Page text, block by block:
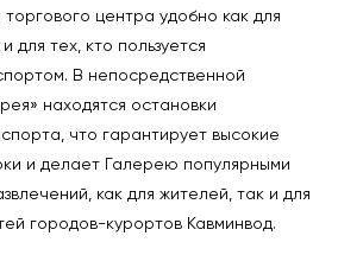
центра удобно как для
для тех, кто пользуется
В непосредственной
находятся остановки
что гарантирует высокие
и делает Галерею популярными
как для жителей, так и для
городов-курортов Кавминвод.